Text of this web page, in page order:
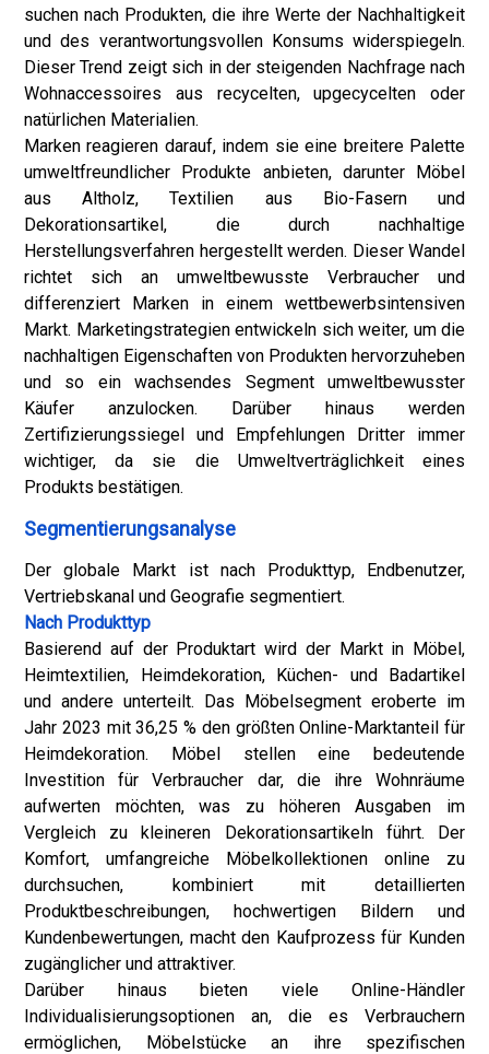
suchen nach Produkten, die ihre Werte der Nachhaltigkeit
und des verantwortungsvollen Konsums widerspiegeln.
Dieser Trend zeigt sich in der steigenden Nachfrage nach
Wohnaccessoires aus recycelten, upgecycelten oder
natürlichen Materialien.
Marken reagieren darauf, indem sie eine breitere Palette
umweltfreundlicher Produkte anbieten, darunter Möbel
aus Altholz, Textilien aus Bio-Fasern und
Dekorationsartikel, die durch nachhaltige
Herstellungsverfahren hergestellt werden. Dieser Wandel
richtet sich an umweltbewusste Verbraucher und
differenziert Marken in einem wettbewerbsintensiven
Markt. Marketingstrategien entwickeln sich weiter, um die
nachhaltigen Eigenschaften von Produkten hervorzuheben
und so ein wachsendes Segment umweltbewusster
Käufer anzulocken. Darüber hinaus werden
Zertifizierungssiegel und Empfehlungen Dritter immer
wichtiger, da sie die Umweltverträglichkeit eines
Produkts bestätigen.
Segmentierungsanalyse
Der globale Markt ist nach Produkttyp, Endbenutzer,
Vertriebskanal und Geografie segmentiert.
Nach Produkttyp
Basierend auf der Produktart wird der Markt in Möbel,
Heimtextilien, Heimdekoration, Küchen- und Badartikel
und andere unterteilt. Das Möbelsegment eroberte im
Jahr 2023 mit 36,25 % den größten Online-Marktanteil für
Heimdekoration. Möbel stellen eine bedeutende
Investition für Verbraucher dar, die ihre Wohnräume
aufwerten möchten, was zu höheren Ausgaben im
Vergleich zu kleineren Dekorationsartikeln führt. Der
Komfort, umfangreiche Möbelkollektionen online zu
durchsuchen, kombiniert mit detaillierten
Produktbeschreibungen, hochwertigen Bildern und
Kundenbewertungen, macht den Kaufprozess für Kunden
zugänglicher und attraktiver.
Darüber hinaus bieten viele Online-Händler
Individualisierungsoptionen an, die es Verbrauchern
ermöglichen, Möbelstücke an ihre spezifischen